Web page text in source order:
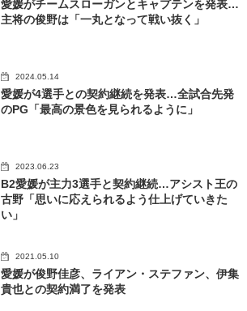
愛媛がチームスローガンとキャプテンを発表…
主将の俊野は「一丸となって戦い抜く」
2024.05.14
愛媛が4選手との契約継続を発表…全試合先発
のPG「最高の景色を見られるように」
2023.06.23
B2愛媛が主力3選手と契約継続…アシスト王の
古野「思いに応えられるよう仕上げていきた
い」
2021.05.10
愛媛が俊野佳彦、ライアン・ステファン、伊集
貴也との契約満了を発表